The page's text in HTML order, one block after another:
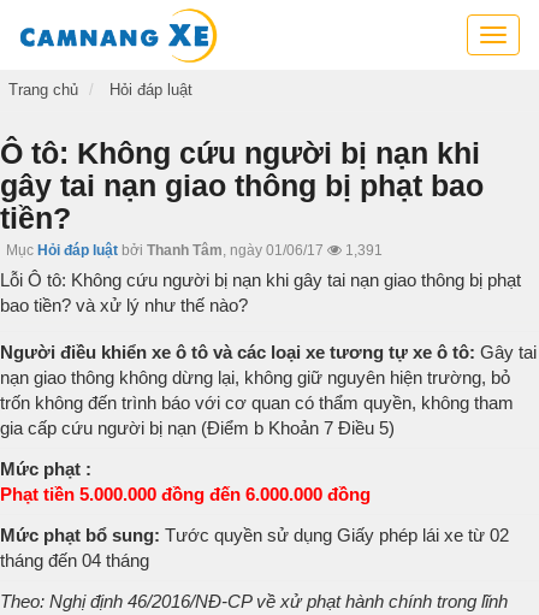
Cẩm
lái
Trang chủ Hỏi đáp luật
Ô tô: Không cứu người bị nạn khi
gây tai nạn giao thông bị phạt bao
tiền?
Mục Hỏi đáp luật bởi Thanh Tâm, ngày 01/06/17 1,391
Lỗi Ô tô: Không cứu người bị nạn khi gây tai nạn giao thông bị phạt
bao tiền? và xử lý như thế nào?
Người điều khiển xe ô tô và các loại xe tương tự xe ô tô: Gây tai
nạn giao thông không dừng lại, không giữ nguyên hiện trường, bỏ
trốn không đến trình báo với cơ quan có thẩm quyền, không tham
gia cấp cứu người bị nạn (Điểm b Khoản 7 Điều 5)
Mức phạt :
Phạt tiền 5.000.000 đồng đến 6.000.000 đồng
Mức phạt bổ sung: Tước quyền sử dụng Giấy phép lái xe từ 02
tháng đến 04 tháng
Theo: Nghị định 46/2016/NĐ-CP về xử phạt hành chính trong lĩnh